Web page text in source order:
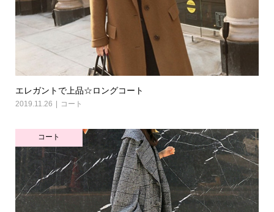
エレガントで上品☆ロングコート
2019.11.26 コート
コート